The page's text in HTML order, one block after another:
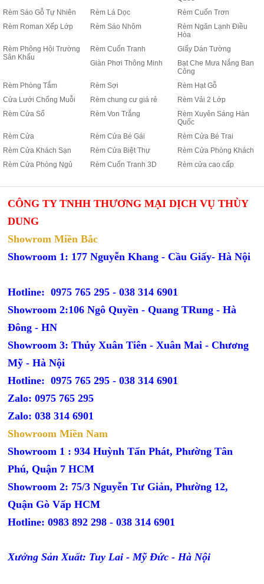
Rèm Sáo Gỗ Tự Nhiên
Rèm Lá Dọc
Rèm Cuốn Trơn
Rèm Roman Xếp Lớp
Rèm Sáo Nhôm
Rèm Ngăn Lạnh Điều
Hòa
Rèm Phông Hội Trường
Sân Khấu
Rèm Cuốn Tranh
Giấy Dán Tường
Giàn Phơi Thông Minh
Bạt Che Mưa Nắng Ban
Công
Rèm Phòng Tắm
Rèm Sợi
Rèm Hạt Gỗ
Cửa Lưới Chống Muỗi
Rèm chung cư giá rẻ
Rèm Vải 2 Lớp
Rèm Cửa Sổ
Rèm Von Trắng
Rèm Xuyên Sáng Hàn
Quốc
Rèm Cửa
Rèm Cửa Bé Gái
Rèm Cửa Bé Trai
Rèm Cửa Khách Sạn
Rèm Cửa Biệt Thự
Rèm Cửa Phòng Khách
Rèm Cửa Phòng Ngủ
Rèm Cuốn Tranh 3D Rèm cửa cao cấp
CÔNG TY TNHH THƯƠNG MẠI DỊCH VỤ THÙY
DUNG
Showrom Miền Bắc
Showroom 1: 177 Nguyễn Khang - Cầu Giấy- Hà Nội
Hotline: 0975 765 295 -038 314 6901
Showroom 2:106 Ngô Quyền - Quang TRung - Hà
Đông - HN
Showroom 3: Thủy Xuân Tiên - Xuân Mai - Chương
Mỹ - Hà Nội
Hotline: 0975 765 295 -038 314 6901
Zalo: 0975 765 295
Zalo: 038 314 6901
Showroom Miền Nam
Showroom 1 : 934 Huỳnh Tấn Phát, Phường Tân
Phú, Quận 7 HCM
Showroom 2: 75/3 Nguyễn Tư Giản, Phường 12,
Quận Gò Vấp HCM
Hotline: 0983 892 298 - 038 314 6901
Xưởng Sản Xuất: Tuy Lai - Mỹ Đức - Hà Nội